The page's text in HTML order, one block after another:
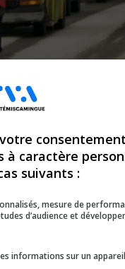
à caractère
suivants :
mesure de
d’audience et
informations sur un appareil